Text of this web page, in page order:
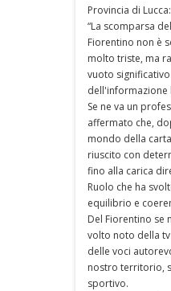
Provincia di Lucca:
“La scomparsa
Fiorentino non è
molto triste, ma
vuoto
dell'informazione
Se ne va un
affermato che,
mondo della
riuscito con
fino alla carica
Ruolo che ha
equilibrio e
Del Fiorentino se
volto noto della
delle voci
nostro territorio,
sportivo.